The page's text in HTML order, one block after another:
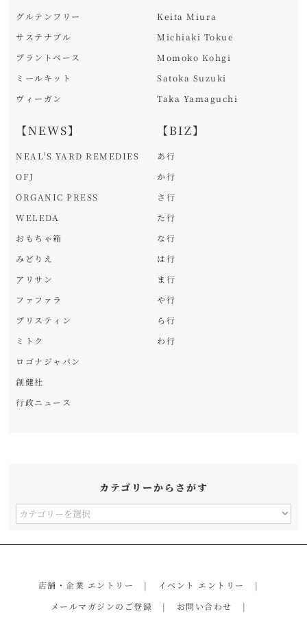
グルテンフリー
サステナブル
プラントベース
ミールキット
ヴィーガン
【NEWS】
NEAL'S YARD REMEDIES
OFJ
ORGANIC PRESS
WELEDA
おもちゃ箱
みどりえ
アリサン
ファファラ
プリスティン
ミトク
ロゴナジャパン
創健社
行政ニュース
Keita Miura
Michiaki Tokue
Momoko Kohgi
Satoka Suzuki
Taka Yamaguchi
【BIZ】
あ行
か行
さ行
た行
な行
は行
ま行
や行
ら行
わ行
カテゴリーからさがす
カ
店舗・企業 エントリー
イベント エントリー
メールマガジンのご登録
お問い合わせ